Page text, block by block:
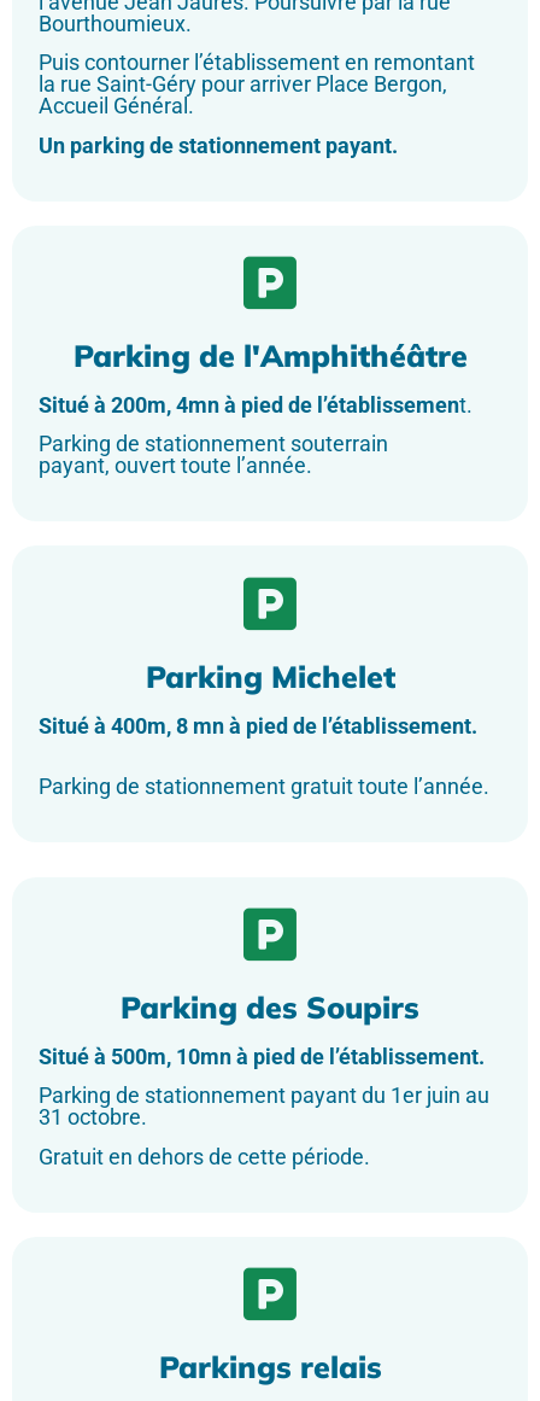
Bourthoumieux.
Puis contourner l’établissement en remontant
la rue Saint-Géry pour arriver Place Bergon,
Accueil Général.
Un parking de stationnement payant.
Parking de l'Amphithéâtre
Situé à 200m, 4mn à pied de l’établissement.
Parking de stationnement souterrain
payant, ouvert toute l’année.
Parking Michelet
Situé à 400m, 8 mn à pied de l’établissement.
Parking de stationnement gratuit toute l’année.
Parking des Soupirs
Situé à 500m, 10mn à pied de l’établissement.
Parking de stationnement payant du 1er juin au
31 octobre.
Gratuit en dehors de cette période.
Parkings relais